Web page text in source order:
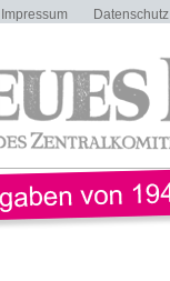
Impressum Datenschutz